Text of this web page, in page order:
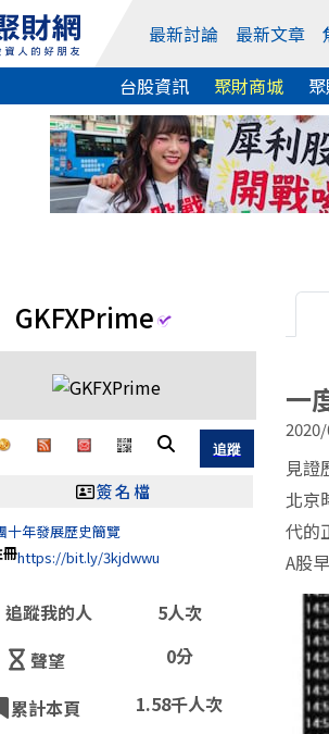
最新討論 最新文章
台股資訊 聚財商城
GKFXPrime
簽名檔
十年發展歷史簡覽
https://bit.ly/3kjdwwu
追蹤我的人
5人次
聲望
0分
累計本頁
1.58千人次
一
見證
北京
代的
A股